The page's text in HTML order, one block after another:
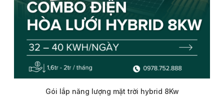
Gói lắp năng lượng mặt trời hybrid 8Kw